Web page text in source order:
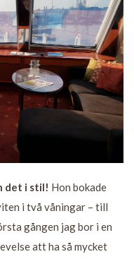
det i stil! Hon bokade
i två våningar – till
gången jag bor i en
att ha så mycket